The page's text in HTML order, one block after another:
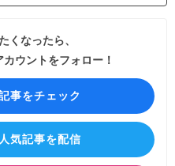
くなったら、
ウントをフォロー！
事をチェック
気記事を配信